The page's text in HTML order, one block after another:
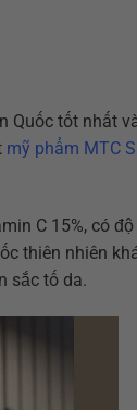
Quốc tốt nhất
mỹ phẩm MTC
C 15%, có
thiên nhiên
sắc tố da.